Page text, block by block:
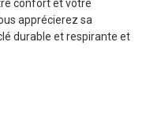
confort et votre
apprécierez sa
durable et respirante et